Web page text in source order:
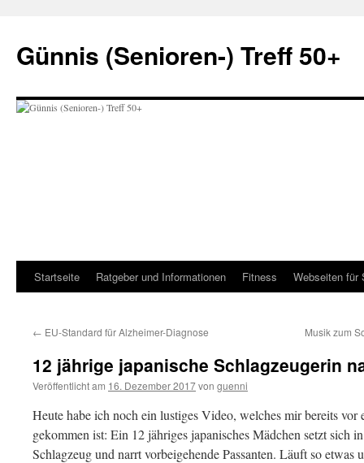
springen
Günnis (Senioren-) Treff 50+
Startseite Ratgeber und Informationen Fitness Webseiten für
← EU-Standard für Alzheimer-Diagnose Musik zum
12 jährige japanische Schlagzeugerin
Veröffentlicht am 16. Dezember 2017von guenni
Heute habe ich noch ein lustiges Video, welches mir bereits
gekommen ist: Ein 12 jähriges japanisches Mädchen setzt sich
Schlagzeug und narrt vorbeigehende Passanten. Läuft so